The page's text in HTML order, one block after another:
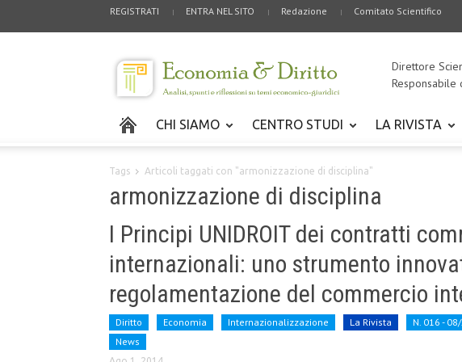
REGISTRATI ENTRA NEL SITO Redazione Comitato Scientifico
Direttore
Responsabile
CHI SIAMO CENTRO STUDI LA RIVISTA
Tags Articoli taggati con "armonizzazione di disciplina"
armonizzazione di disciplina
I Principi UNIDROIT dei contratti
internazionali: uno strumento
regolamentazione del commercio
Diritto Economia Internazionalizzazione La Rivista
N. 016 -
News